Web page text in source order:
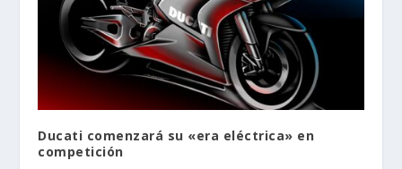
Ducati comenzará su «era eléctrica» en
competición